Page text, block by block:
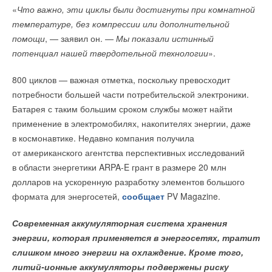
«Что важно, эти циклы были достигнуты при комнатной
температуре, без компрессии или дополнительной
помощи, — заявил он. — Мы показали истинный
потенциал нашей твердотельной технологии».
800 циклов — важная отметка, поскольку превосходит
потребности большей части потребительской электроники.
Батарея с таким большим сроком службы может найти
применение в электромобилях, накопителях энергии, даже
в космонавтике. Недавно компания получила
от американского агентства перспективных исследований
в области энергетики ARPA-E грант в размере 20 млн
долларов на ускоренную разработку элементов большого
формата для энергосетей, сообщает PV Magazine.
Современная аккумуляторная система хранения
энергии, которая применяется в энергосетях, тратит
слишком много энергии на охлаждение. Кроме того,
литий-ионные аккумуляторы подвержены риску
Лидеры отрасли китайские Huawei и Sungrow расширили
свое многолетнее доминирование на рынке и сохранили
первую и вторую позиции в рейтинге соответственно. Вместе
они захватили более 50% мирового рынка, в основном за
счет популярности своих инверторов для крупномасштабных
солнечных проектов.
На первую десятку крупнейших поставщиков приходится
81% мирового рынка. Девять из десяти лидеров — китайские
компании. Авторы также отмечают, что ещё 11
производителей, помимо двух названных лидеров, отгрузили
сказал Хэ во время презентации.
Самой мощной зарядной станцией в арсенале XPeng
является S4, представленная в 2022 году. Компания
за пять минут зарядки. Эта станция выдает до 480 кВт
мощности при максимальном токе 670 А.
К концу июля сеть XPeng насчитывала 1300 зарядных
станций, из которых 1000 — это сверхбыстрые S4. Компания
планирует к 2024 году развернуть 10 тысяч автономных
зарядных станций, включая 4500 сверхбыстрых S5.
ИСТОЧНИК:HIGHTECH.PLUS
Читайте по теме:
→
Тепловые насосы в связке с солнечной генерацией и
накопителем снижают потребление на 60%
проблем, связанных с энергопотреблением, но она
поддерживает переход к энергосистеме с нулевым уровнем
выбросов.
бензина, поскольку сокращается количество поездок
на работу. С другой стороны, такой режим работы
увеличивает домашнее потребление энергии. Кроме того,
возрастает потребность в дополнительной энергии для
работы ЦОД.